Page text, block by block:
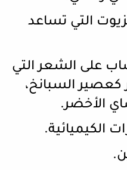
التي تساعد
على الشعر التي
كعصير السبانخ،
الأخضر.
الكيميائية.